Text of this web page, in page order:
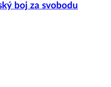
boj za svobodu